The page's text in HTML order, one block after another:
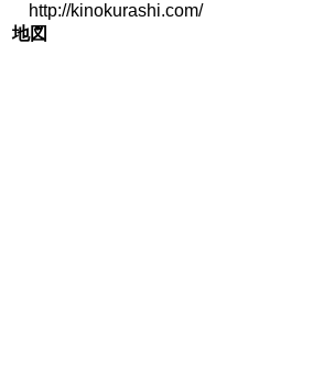
http://kinokurashi.com/
地図